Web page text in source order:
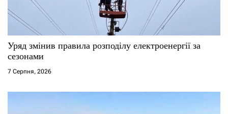
и
с
і
в
Уряд змінив правила розподілу електроенергії за
сезонами
7 Серпня, 2026